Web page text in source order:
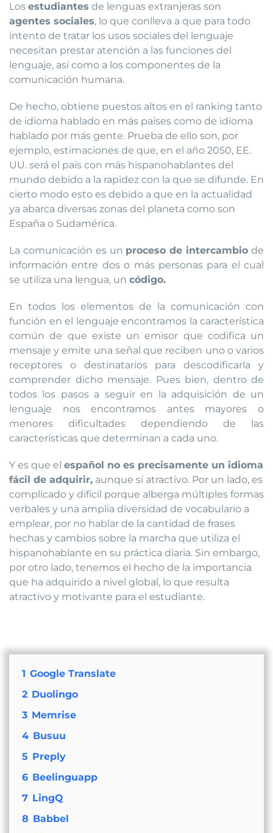
Los estudiantes de lenguas extranjeras son
agentes sociales, lo que conlleva a que para todo
intento de tratar los usos sociales del lenguaje
necesitan prestar atención a las funciones del
lenguaje, así como a los componentes de la
comunicación humana.
De hecho, obtiene puestos altos en el ranking tanto
de idioma hablado en más países como de idioma
hablado por más gente. Prueba de ello son, por
ejemplo, estimaciones de que, en el año 2050, EE.
UU. será el país con más hispanohablantes del
mundo debido a la rapidez con la que se difunde. En
cierto modo esto es debido a que en la actualidad
ya abarca diversas zonas del planeta como son
España o Sudamérica.
La comunicación es un proceso de intercambio de
información entre dos o más personas para el cual
se utiliza una lengua, un código.
En todos los elementos de la comunicación con
función en el lenguaje encontramos la característica
común de que existe un emisor que codifica un
mensaje y emite una señal que reciben uno o varios
receptores o destinatarios para descodificarla y
comprender dicho mensaje. Pues bien, dentro de
todos los pasos a seguir en la adquisición de un
lenguaje nos encontramos antes mayores o
menores dificultades dependiendo de las
características que determinan a cada uno.
Y es que el español no es precisamente un idioma
fácil de adquirir, aunque sí atractivo. Por un lado, es
complicado y difícil porque alberga múltiples formas
verbales y una amplia diversidad de vocabulario a
emplear, por no hablar de la cantidad de frases
hechas y cambios sobre la marcha que utiliza el
hispanohablante en su práctica diaria. Sin embargo,
por otro lado, tenemos el hecho de la importancia
que ha adquirido a nivel global, lo que resulta
atractivo y motivante para el estudiante.
1 Google Translate
2 Duolingo
3 Memrise
4 Busuu
5 Preply
6 Beelinguapp
7 LingQ
8 Babbel